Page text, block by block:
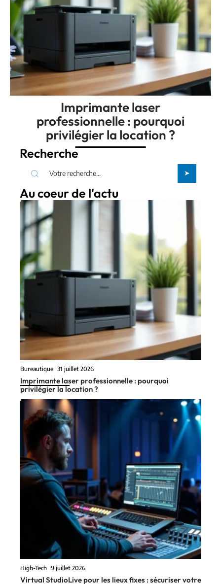
Imprimante laser
professionnelle : pourquoi
privilégier la location ?
Recherche
Au coeur de l'actu
Bureautique 31 juillet 2026
Imprimante laser professionnelle : pourquoi
privilégier la location ?
High-Tech 9 juillet 2026
Virtual StudioLive pour les lieux fixes : sécuriser votre